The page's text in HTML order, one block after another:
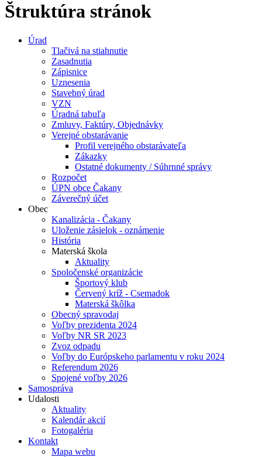
Štruktúra stránok
Úrad
Tlačivá na stiahnutie
Zasadnutia
Zápisnice
Uznesenia
Stavebný úrad
VZN
Úradná tabuľa
Zmluvy, Faktúry, Objednávky
Verejné obstarávanie
Profil verejného obstarávateľa
Zákazky
Ostatné dokumenty / Súhrnné správy
Rozpočet
ÚPN obce Čakany
Záverečný účet
Obec
Kanalizácia - Čakany
Uloženie zásielok - oznámenie
História
Materská škola
Aktuality
Spoločenské organizácie
Športový klub
Červený kríž - Csemadok
Materská škôlka
Obecný spravodaj
Voľby prezidenta 2024
Voľby NR SR 2023
Zvoz odpadu
Voľby do Európskeho parlamentu v roku 2024
Referendum 2026
Spojené voľby 2026
Samospráva
Udalosti
Aktuality
Kalendár akcií
Fotogaléria
Kontakt
Mapa webu